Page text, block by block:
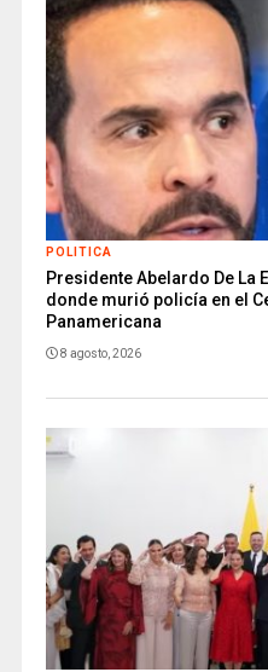
POLITICA
Presidente Abelardo De La
donde murió policía en el
Panamericana
8 agosto, 2026